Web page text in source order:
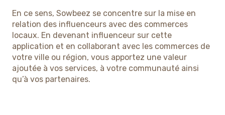
En ce sens, Sowbeez se concentre sur la mise en
relation des influenceurs avec des commerces
locaux. En devenant influenceur sur cette
application et en collaborant avec les commerces de
votre ville ou région, vous apportez une valeur
ajoutée à vos services, à votre communauté ainsi
qu’à vos partenaires.